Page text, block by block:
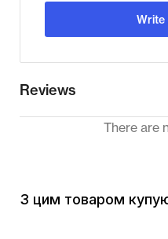
Write
Reviews
There are
З цим товаром